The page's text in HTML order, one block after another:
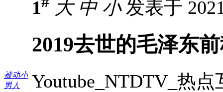
被动小
男人
1 大 中 小发表于
2019去世的毛泽东
Youtube_NTDTV_热